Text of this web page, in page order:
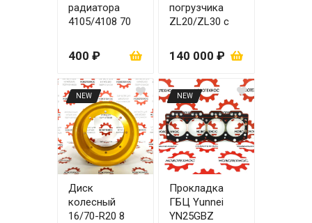
радиатора
4105/4108 70
400 ₽
погрузчика
ZL20/ZL30 с
(желтая)
140 000 ₽
NEW
Диск
колесный
16/70-R20 8
NEW
Прокладка
ГБЦ Yunnei
YN25GBZ